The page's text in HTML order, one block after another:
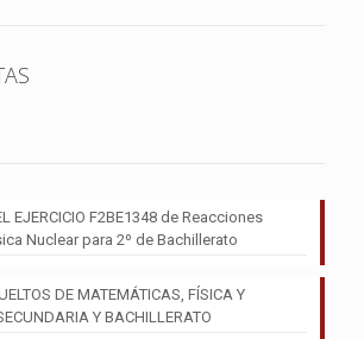
EJERCICIO F2BE1348 de Reacciones
Nuclear para 2º de Bachillerato
DE MATEMÁTICAS, FÍSICA Y
Y BACHILLERATO